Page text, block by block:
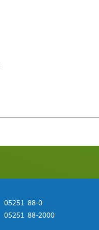
05251 88-0
05251 88-2000